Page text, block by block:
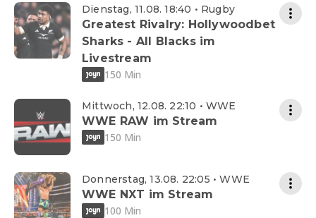
Dienstag, 11.08. 18:40 • Rugby
Greatest Rivalry: Hollywoodbet
Sharks - All Blacks im
Livestream
150 Min
Mittwoch, 12.08. 22:10 • WWE
WWE RAW im Stream
150 Min
Donnerstag, 13.08. 22:05 • WWE
WWE NXT im Stream
100 Min